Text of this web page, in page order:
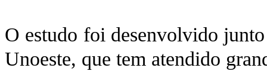
O estudo foi desenvolvido
Unoeste, que tem atendido